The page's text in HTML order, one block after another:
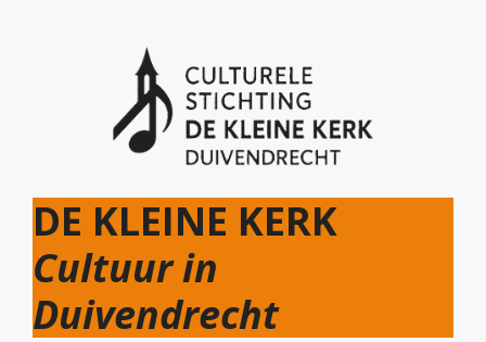
DE KLEINE KERK
Cultuur in
Duivendrecht